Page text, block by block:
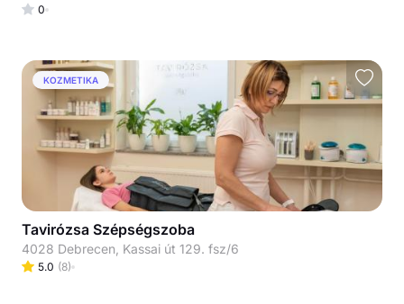
0
KOZMETIKA
Tavirózsa Szépségszoba
4028 Debrecen, Kassai út 129. fsz/6
5.0 (8)